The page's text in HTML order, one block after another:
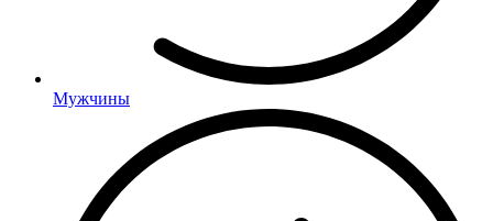
Мужчины